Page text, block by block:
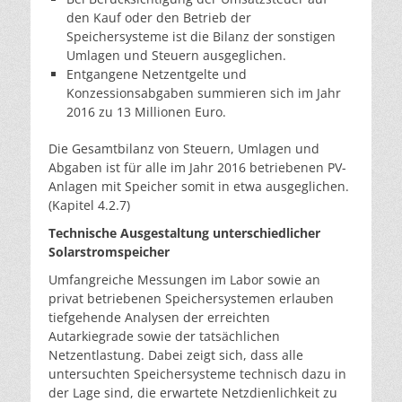
den Kauf oder den Betrieb der
Speichersysteme ist die Bilanz der sonstigen
Umlagen und Steuern ausgeglichen.
Entgangene Netzentgelte und
Konzessionsabgaben summieren sich im Jahr
2016 zu 13 Millionen Euro.
Die Gesamtbilanz von Steuern, Umlagen und
Abgaben ist für alle im Jahr 2016 betriebenen PV-
Anlagen mit Speicher somit in etwa ausgeglichen.
(Kapitel 4.2.7)
Technische Ausgestaltung unterschiedlicher
Solarstromspeicher
Umfangreiche Messungen im Labor sowie an
privat betriebenen Speichersystemen erlauben
tiefgehende Analysen der erreichten
Autarkiegrade sowie der tatsächlichen
Netzentlastung. Dabei zeigt sich, dass alle
untersuchten Speichersysteme technisch dazu in
der Lage sind, die erwartete Netzdienlichkeit zu